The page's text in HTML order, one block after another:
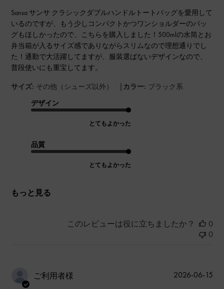
Sansa サンサ クラシックダブルハンドルトートバッグを愛用して
いるのですが、もう少しコンパクトかつワンショルダーのバッ
グもほしかったので、こちらを購入しました！500mlの水筒とお
弁当箱が入るサイズ感でありながらスリムなので理想通りでし
た！通勤で大活躍してますが、服装選ばないデザインなので、
普段使いにも重宝してます。
サイズ: その他（シューズ以外） | カラー: ブラック系
デザイン
とてもよかった
品質
とてもよかった
もっと見る
このレビューは役に立ちましたか？
0
0
ご利用者様
公
2026-06-15